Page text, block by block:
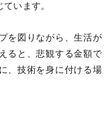
います。
を図りながら、生活が
ると、悲観する金額で
、技術を身に付ける場